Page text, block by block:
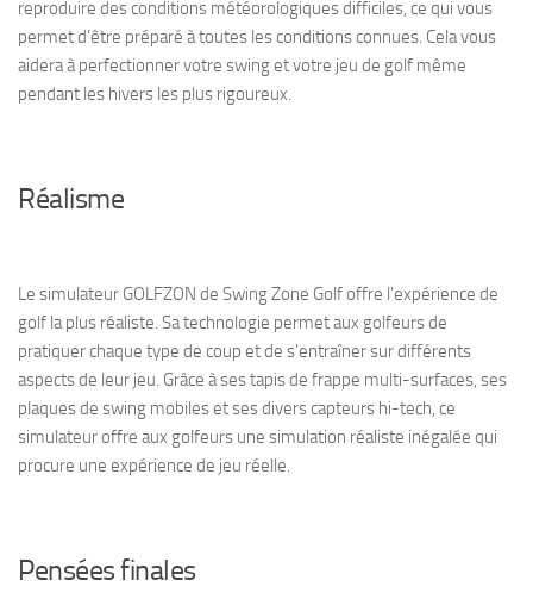
reproduire des conditions météorologiques difficiles, ce qui vous
permet d’être préparé à toutes les conditions connues. Cela vous
aidera à perfectionner votre swing et votre jeu de golf même
pendant les hivers les plus rigoureux.
Réalisme
Le simulateur GOLFZON de Swing Zone Golf offre l’expérience de
golf la plus réaliste. Sa technologie permet aux golfeurs de
pratiquer chaque type de coup et de s’entraîner sur différents
aspects de leur jeu. Grâce à ses tapis de frappe multi-surfaces, ses
plaques de swing mobiles et ses divers capteurs hi-tech, ce
simulateur offre aux golfeurs une simulation réaliste inégalée qui
procure une expérience de jeu réelle.
Pensées finales